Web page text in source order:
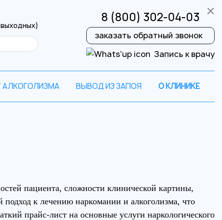
8 (800) 302-04-03
заказать обратный звонок
Запись к врачу
АЛКОГОЛИЗМА ВЫВОД ИЗ ЗАПОЯ О КЛИНИКЕ
пациента, сложности клинической картины,
к лечению наркомании и алкоголизма, что
прайс-лист на основные услуги наркологического
×